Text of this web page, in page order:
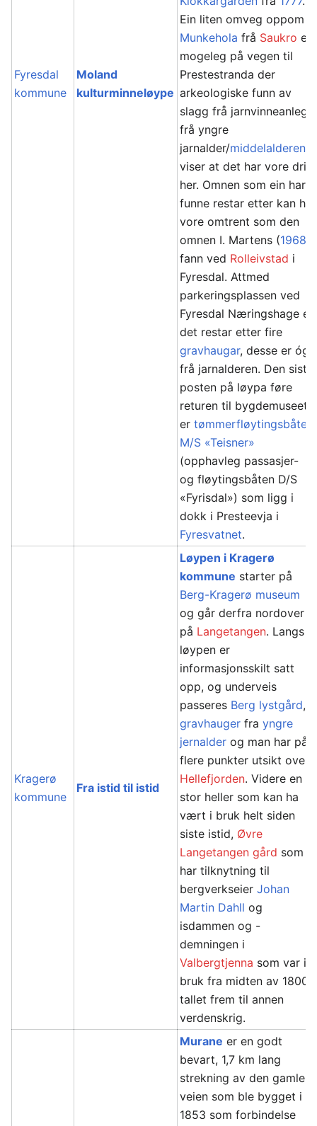
Fyresdal
kommune
Moland
kulturminneløype
Ein liten omveg oppom
Munkehola frå Saukro er
mogeleg på vegen til
Prestestranda der
arkeologiske funn av
slagg frå jarnvinneanlegg
frå yngre
jarnalder/middelalderen
viser at det har vore drift
her. Omnen som ein har
funne restar etter kan ha
vore omtrent som den
omnen I. Martens (1968
fann ved Rolleivstad i
Fyresdal. Attmed
parkeringsplassen ved
Fyresdal Næringshage er
det restar etter fire
gravhaugar, desse er óg
frå jarnalderen. Den siste
posten på løypa føre
returen til bygdemuseet
ertømmerfløytingsbåten
M/S «Teisner»
(opphavleg passasjer-
og fløytingsbåten D/S
«Fyrisdal») som ligg i
dokk i Presteevja i
Fyresvatnet.
Kragerø
kommune
Fra istid til istid
Løypen i Kragerø
kommune starter på
Berg-Kragerø museum
og går derfra nordover
på Langetangen. Langs
løypen er
informasjonsskilt satt
opp, og underveis
passeres Berg lystgård,
gravhauger frayngre
jernalder og man har på
flere punkter utsikt over
Hellefjorden. Videre en
stor heller som kan ha
vært i bruk helt siden
siste istid, Øvre
Langetangen gård som
har tilknytning til
bergverkseierJohan
Martin Dahll og
isdammen og -
demningen i
Valbergtjenna som var i
bruk fra midten av 1800-
tallet frem til annen
verdenskrig.
Murane er en godt
bevart, 1,7 km lang
strekning av den gamle
veien som ble bygget i
1853 som forbindelse